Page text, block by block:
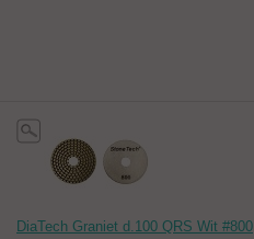
DiaTech Graniet d.100 QRS Wit #800